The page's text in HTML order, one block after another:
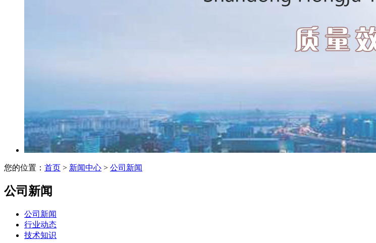
您的位置： 首页 > 新闻中心 > 公司新闻
公司新闻
公司新闻
行业动态
技术知识